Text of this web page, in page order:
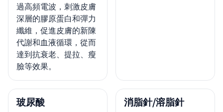
過高頻電波，刺激皮膚
深層的膠原蛋白和彈力
纖維，促進皮膚的新陳
代謝和血液循環，從而
達到抗衰老、提拉、瘦
臉等效果。
玻尿酸 消脂針/溶脂針